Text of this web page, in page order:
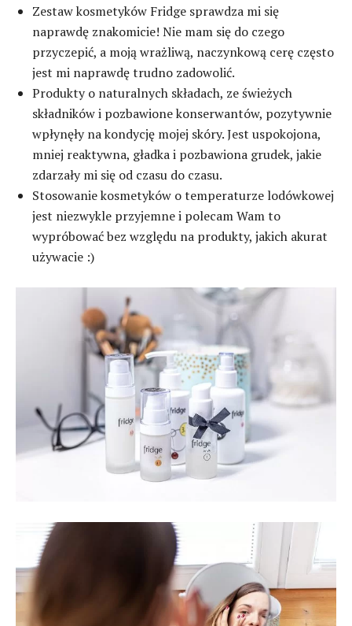
Zestaw kosmetyków Fridge sprawdza mi się
naprawdę znakomicie! Nie mam się do czego
przyczepić, a moją wrażliwą, naczynkową cerę często
jest mi naprawdę trudno zadowolić.
Produkty o naturalnych składach, ze świeżych
składników i pozbawione konserwantów, pozytywnie
wpłynęły na kondycję mojej skóry. Jest uspokojona,
mniej reaktywna, gładka i pozbawiona grudek, jakie
zdarzały mi się od czasu do czasu.
Stosowanie kosmetyków o temperaturze lodówkowej
jest niezwykle przyjemne i polecam Wam to
wypróbować bez względu na produkty, jakich akurat
używacie :)